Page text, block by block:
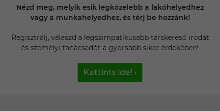
Nézd meg, melyik esik legközelebb a lakóhelyedhez
vagy a munkahelyedhez, és térj be hozzánk!
Regisztrálj, válaszd a legszimpatikusabb társkereső irodát
és személyi tanácsadót a gyorsabb siker érdekében!
Kattints ide! ›